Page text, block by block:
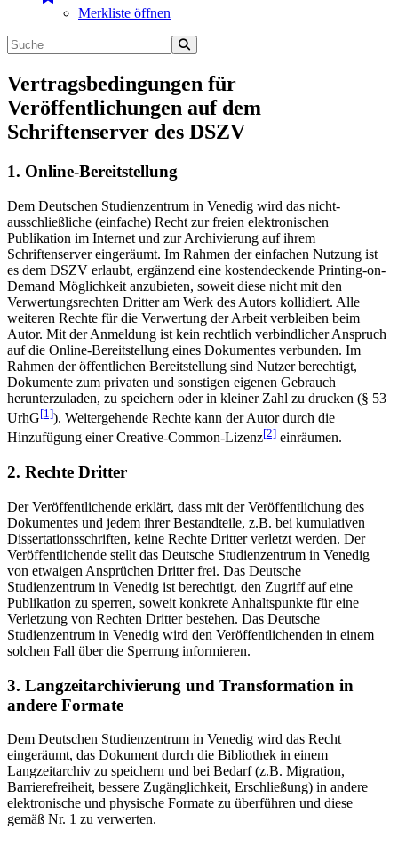
Merkliste öffnen
Vertragsbedingungen für
Veröffentlichungen auf dem
Schriftenserver des DSZV
1. Online-Bereitstellung
Dem Deutschen Studienzentrum in Venedig wird das nicht-
ausschließliche (einfache) Recht zur freien elektronischen
Publikation im Internet und zur Archivierung auf ihrem
Schriftenserver eingeräumt. Im Rahmen der einfachen Nutzung ist
es dem DSZV erlaubt, ergänzend eine kostendeckende Printing-on-
Demand Möglichkeit anzubieten, soweit diese nicht mit den
Verwertungsrechten Dritter am Werk des Autors kollidiert. Alle
weiteren Rechte für die Verwertung der Arbeit verbleiben beim
Autor. Mit der Anmeldung ist kein rechtlich verbindlicher Anspruch
auf die Online-Bereitstellung eines Dokumentes verbunden. Im
Rahmen der öffentlichen Bereitstellung sind Nutzer berechtigt,
Dokumente zum privaten und sonstigen eigenen Gebrauch
herunterzuladen, zu speichern oder in kleiner Zahl zu drucken (§ 53
UrhG[1]). Weitergehende Rechte kann der Autor durch die
Hinzufügung einer Creative-Common-Lizenz[2] einräumen.
2. Rechte Dritter
Der Veröffentlichende erklärt, dass mit der Veröffentlichung des
Dokumentes und jedem ihrer Bestandteile, z.B. bei kumulativen
Dissertationsschriften, keine Rechte Dritter verletzt werden. Der
Veröffentlichende stellt das Deutsche Studienzentrum in Venedig
von etwaigen Ansprüchen Dritter frei. Das Deutsche
Studienzentrum in Venedig ist berechtigt, den Zugriff auf eine
Publikation zu sperren, soweit konkrete Anhaltspunkte für eine
Verletzung von Rechten Dritter bestehen. Das Deutsche
Studienzentrum in Venedig wird den Veröffentlichenden in einem
solchen Fall über die Sperrung informieren.
3. Langzeitarchivierung und Transformation in
andere Formate
Dem Deutschen Studienzentrum in Venedig wird das Recht
eingeräumt, das Dokument durch die Bibliothek in einem
Langzeitarchiv zu speichern und bei Bedarf (z.B. Migration,
Barrierefreiheit, bessere Zugänglichkeit, Erschließung) in andere
elektronische und physische Formate zu überführen und diese
gemäß Nr. 1 zu verwerten.